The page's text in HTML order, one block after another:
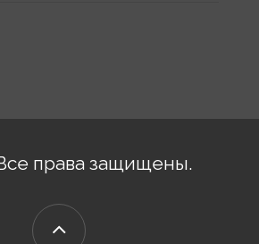
права защищены.